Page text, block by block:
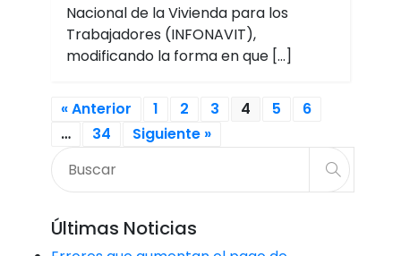
Nacional de la Vivienda para los
Trabajadores (INFONAVIT),
modificando la forma en que […]
« Anterior 1 2 3 4 5
6
…
34 Siguiente »
Últimas Noticias